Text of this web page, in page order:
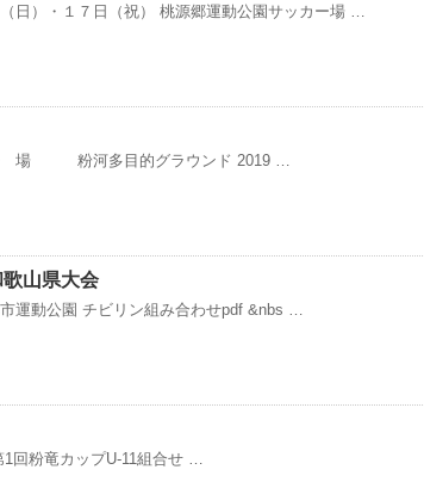
日）・１７日（祝） 桃源郷運動公園サッカー場 …
粉河多目的グラウンド 2019 …
山県大会
動公園 チビリン組み合わせpdf &nbs …
粉竜カップU-11組合せ …